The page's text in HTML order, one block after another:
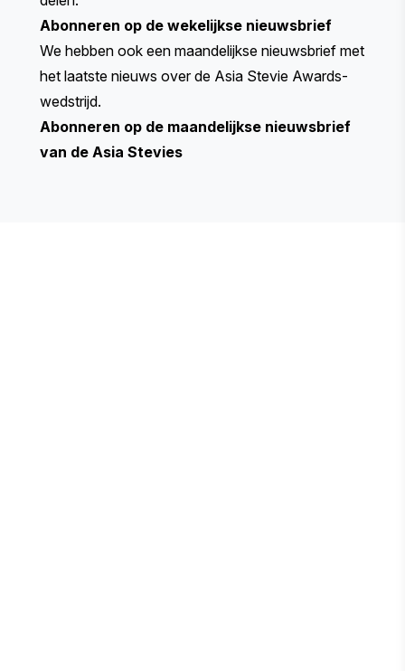
Abonneren op de wekelijkse nieuwsbrief
We hebben ook een maandelijkse nieuwsbrief met
het laatste nieuws over de Asia Stevie Awards-
wedstrijd.
Abonneren op de maandelijkse nieuwsbrief
van de Asia Stevies